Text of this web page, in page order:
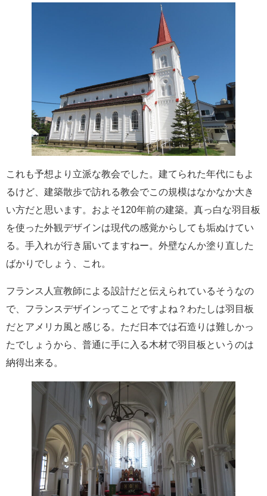
これも予想より立派な教会でした。建てられた年代にもよ
るけど、建築散歩で訪れる教会でこの規模はなかなか大き
い方だと思います。およそ120年前の建築。真っ白な羽目板
を使った外観デザインは現代の感覚からしても垢ぬけてい
る。手入れが行き届いてますねー。外壁なんか塗り直した
ばかりでしょう、これ。
フランス人宣教師による設計だと伝えられているそうなの
で、フランスデザインってことですよね？わたしは羽目板
だとアメリカ風と感じる。ただ日本では石造りは難しかっ
たでしょうから、普通に手に入る木材で羽目板というのは
納得出来る。